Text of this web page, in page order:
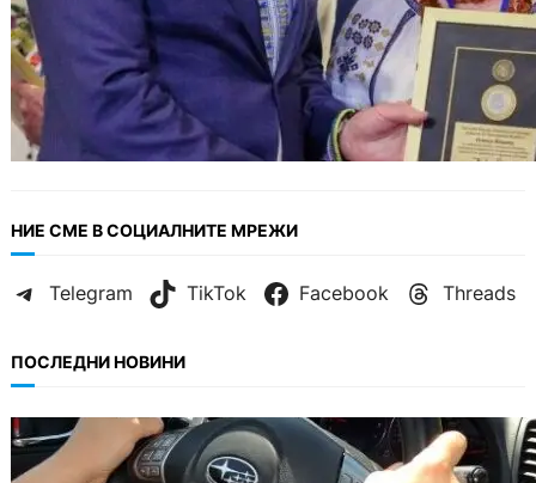
НИЕ СМЕ В СОЦИАЛНИТЕ МРЕЖИ
Telegram TikTok Facebook Threads
ПОСЛЕДНИ НОВИНИ
БЕЗ КАТЕГОРИЯ
Възможни ограничения за Waze в Европа